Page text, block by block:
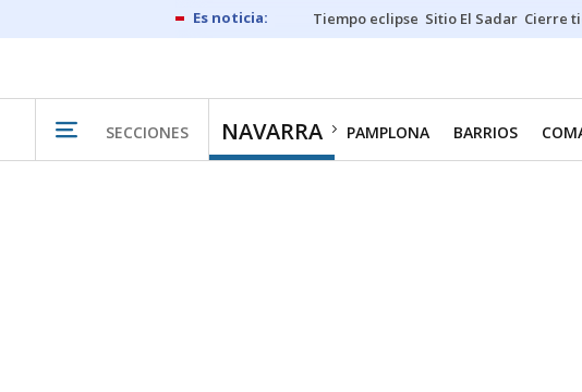
Tiempo eclipse Sitio El Sadar Cierre
SECCIONES NAVARRA PAMPLONA BARRIOS